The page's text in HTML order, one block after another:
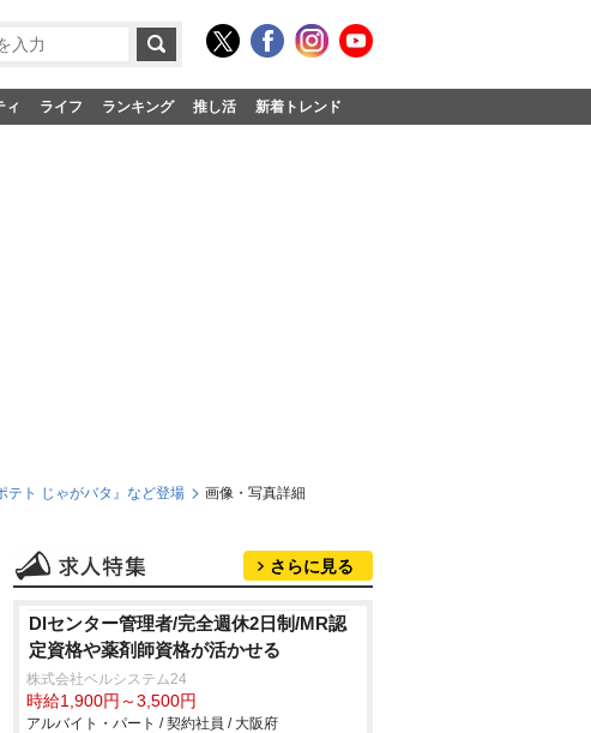
ィ ライフ ランキング 推し活 新着トレンド
テト じゃがバタ』など登場 画像・写真詳細
さらに見る
DIセンター管理者/完全週休2日制/MR認
定資格や薬剤師資格が活かせる
株式会社ベルシステム24
時給1,900円～3,500円
アルバイト・パート / 契約社員 / 大阪府